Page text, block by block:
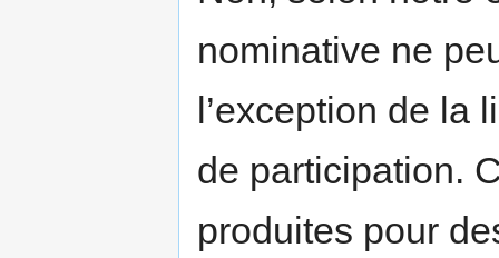
nominative ne
l’exception de la
de participation.
produites pour